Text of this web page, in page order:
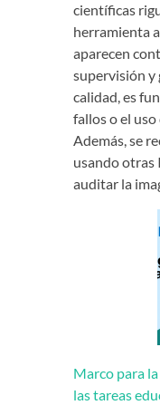
científicas
herramienta
aparecen
supervisión y
calidad, es
fallos o el
Además, se
usando otras
auditar la
Marco para
las tareas